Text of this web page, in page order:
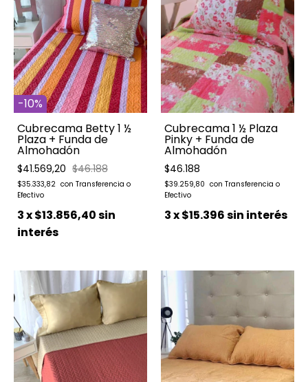
-10%
Cubrecama Betty 1 ½
Plaza + Funda de
Almohadón
$41.569,20 $46.188
$35.333,82
3x$13.856,40sin
interés
Cubrecama 1 ½ Plaza
Pinky + Funda de
Almohadón
$46.188
$39.259,80
3x$15.396sin interés